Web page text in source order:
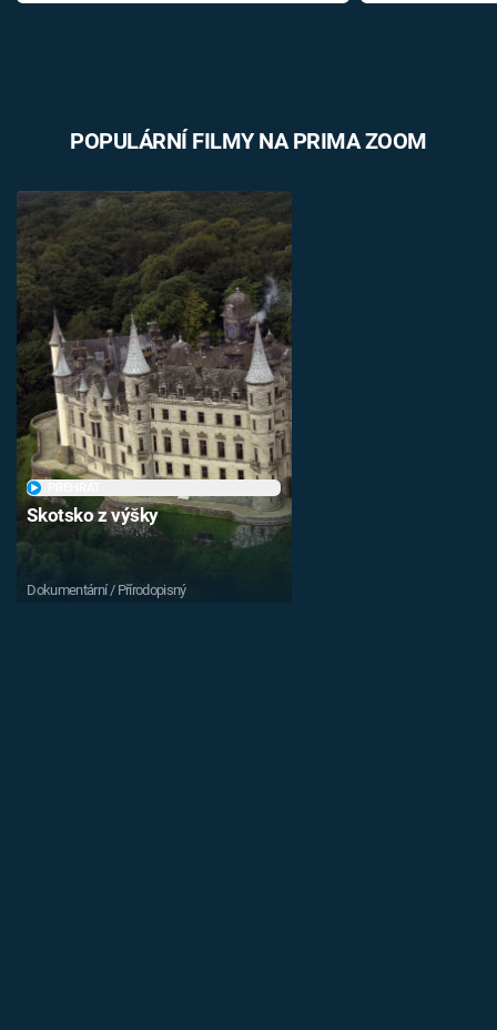
POPULÁRNÍ FILMY NA PRIMA ZOOM
Skotsko z výšky
Dokumentární / Přírodopisný